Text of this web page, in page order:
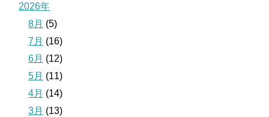
2026年
8月 (5)
7月 (16)
6月 (12)
5月 (11)
4月 (14)
3月 (13)